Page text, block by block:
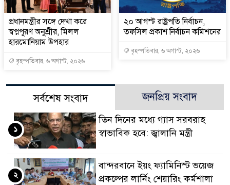
প্রধানমন্ত্রীর সঙ্গে দেখা করে
স্বপ্নপূরণ অনুশ্রীর, মিলল
হারমোনিয়াম উপহার
বৃহস্পতিবার, ৬ অগাস্ট, ২০২৬
২০ আগস্ট রাষ্ট্রপতি নির্বাচন,
তফসিল প্রকাশ নির্বাচন কমিশনের
বৃহস্পতিবার, ৬ অগাস্ট, ২০২৬
সর্বশেষ সংবাদ জনপ্রিয় সংবাদ
তিন দিনের মধ্যে গ্যাস সরবরাহ
স্বাভাবিক হবে: জ্বালানি মন্ত্রী
১
বান্দরবানে ইয়ং ফ্যামিনিস্ট ভয়েজ
প্রকল্পের লার্নিং শেয়ারিং কর্মশালা
২